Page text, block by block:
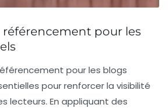
référencement pour les
pour les blogs
pour renforcer la visibilité
lecteurs. En appliquant des